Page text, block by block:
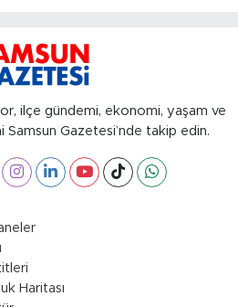
ilçe gündemi, ekonomi, yaşam ve
Samsun Gazetesi’nde takip edin.
Haritası